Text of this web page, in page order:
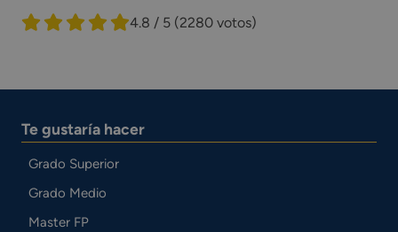
4.8 / 5 (2280 votos)
Te gustaría hacer
Grado Superior
Grado Medio
Master FP